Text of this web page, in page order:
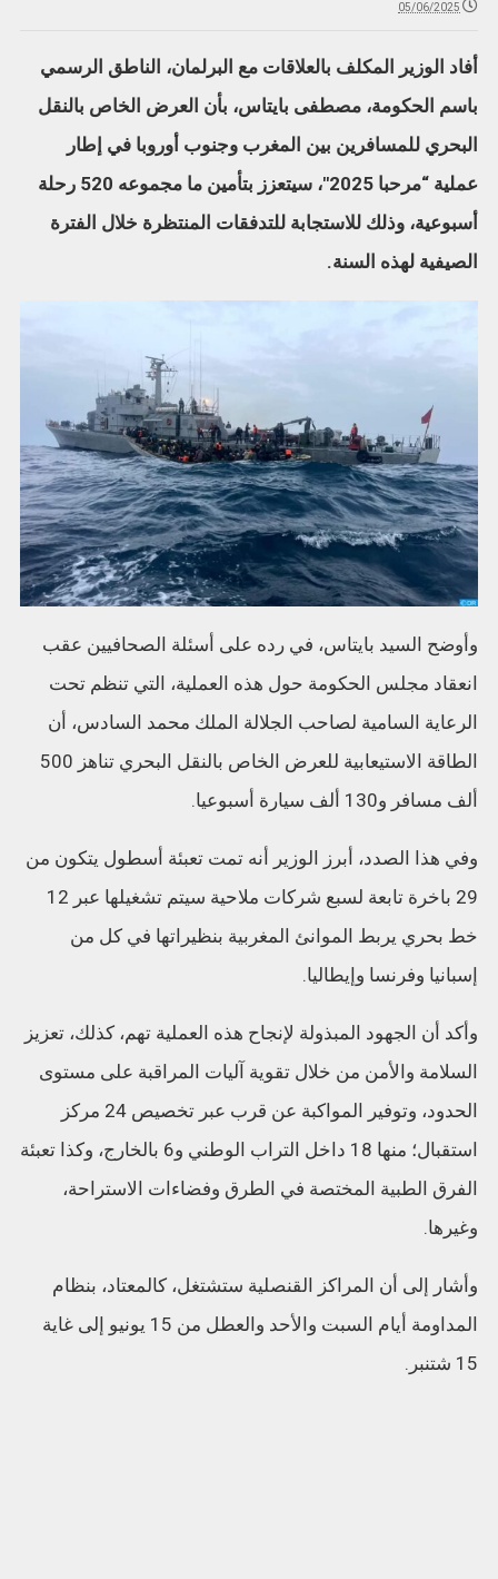
05/06/2025
أفاد الوزير المكلف بالعلاقات مع البرلمان، الناطق الرسمي
باسم الحكومة، مصطفى بايتاس، بأن العرض الخاص بالنقل
البحري للمسافرين بين المغرب وجنوب أوروبا في إطار
عملية “مرحبا 2025″، سيتعزز بتأمين ما مجموعه 520 رحلة
أسبوعية، وذلك للاستجابة للتدفقات المنتظرة خلال الفترة
الصيفية لهذه السنة.
وأوضح السيد بايتاس، في رده على أسئلة الصحافيين عقب
انعقاد مجلس الحكومة حول هذه العملية، التي تنظم تحت
الرعاية السامية لصاحب الجلالة الملك محمد السادس، أن
الطاقة الاستيعابية للعرض الخاص بالنقل البحري تناهز 500
ألف مسافر و130 ألف سيارة أسبوعيا.
وفي هذا الصدد، أبرز الوزير أنه تمت تعبئة أسطول يتكون من
29 باخرة تابعة لسبع شركات ملاحية سيتم تشغيلها عبر 12
خط بحري يربط الموانئ المغربية بنظيراتها في كل من
إسبانيا وفرنسا وإيطاليا.
وأكد أن الجهود المبذولة لإنجاح هذه العملية تهم، كذلك، تعزيز
السلامة والأمن من خلال تقوية آليات المراقبة على مستوى
الحدود، وتوفير المواكبة عن قرب عبر تخصيص 24 مركز
استقبال؛ منها 18 داخل التراب الوطني و6 بالخارج، وكذا تعبئة
الفرق الطبية المختصة في الطرق وفضاءات الاستراحة،
وغيرها.
وأشار إلى أن المراكز القنصلية ستشتغل، كالمعتاد، بنظام
المداومة أيام السبت والأحد والعطل من 15 يونيو إلى غاية
15 شتنبر.